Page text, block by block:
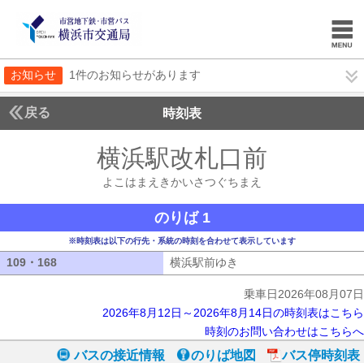
お知らせ 1件のお知らせがあります
戻る 時刻表
横浜駅改札口前
よこはまえきかいさつぐちまえ
のりば 1
※時刻表は以下の行先・系統の時刻を合わせて表示しています
109・168 横浜駅前ゆき
乗車日2026年08月07日
2026年8月12日～2026年8月14日の時刻表はこちら
時刻のお問い合わせはこちらへ
バスの接近情報 のりば地図
バス停時刻表